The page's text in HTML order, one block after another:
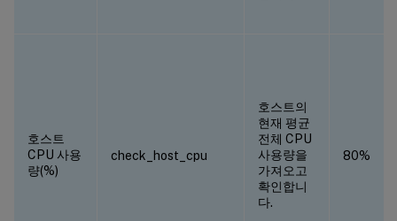
호스트
CPU 사용
량(%)
check_host_cpu
호스트의
현재 평균
전체 CPU
사용량을
가져오고
확인합니
다.
80%